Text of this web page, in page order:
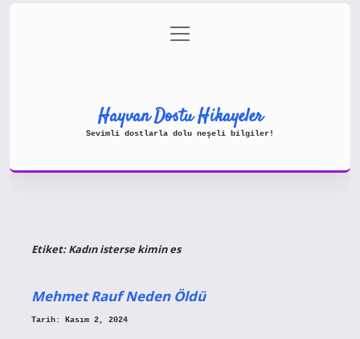
Gizlilik Politikası
menüyü
aç
Hayvan Dostu Hikayeler
Sevimli dostlarla dolu neşeli bilgiler!
Etiket:Kadın isterse kimin es
Mehmet Rauf Neden Öldü
Tarih: Kasım 2, 2024